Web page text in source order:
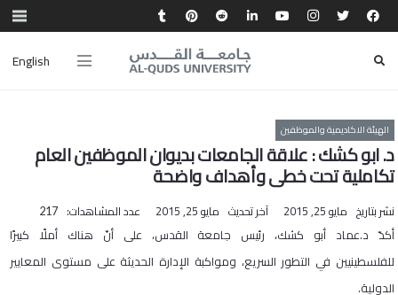
English
الهيئة الاكاديمية والموظفين
د. ابو كشك : علاقة الجامعات بديوان الموظفين العام
تكاملية تحت خطى وأهداف واضحة
نشر بتاريخ مايو 25, 2015 آخر تحديث مايو 25, 2015 عدد المشاهدات: 217
أكدّ د.عماد أبو كشك، رئيس جامعة القدس، على أنّ هناك أملًا كبيرًا
للفلسطينيين في التطور السريع، ومواكبة الإدارة الحديثة على مستوى المعايير
الدولية.